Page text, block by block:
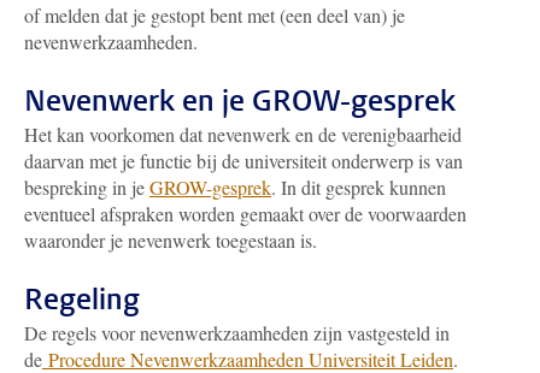
of melden dat je gestopt bent met (een deel van) je
nevenwerkzaamheden.
Nevenwerk en je GROW-gesprek
Het kan voorkomen dat nevenwerk en de verenigbaarheid
daarvan met je functie bij de universiteit onderwerp is van
bespreking in jeGROW-gesprek. In dit gesprek kunnen
eventueel afspraken worden gemaakt over de voorwaarden
waaronder je nevenwerk toegestaan is.
Regeling
De regels voor nevenwerkzaamheden zijn vastgesteld in
de Procedure Nevenwerkzaamheden Universiteit Leiden.